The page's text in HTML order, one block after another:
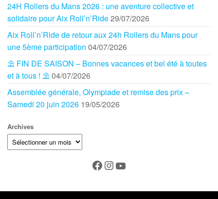
24H Rollers du Mans 2026 : une aventure collective et
solidaire pour Aix Roll’n’Ride29/07/2026
Aix Roll’n’Ride de retour aux 24h Rollers du Mans pour
une 5ème participation 04/07/2026
⛱️ FIN DE SAISON – Bonnes vacances et bel été à toutes
et à tous ! ⛱️04/07/2026
Assemblée générale, Olympiade et remise des prix –
Samedi 20 juin 2026 19/05/2026
Archives